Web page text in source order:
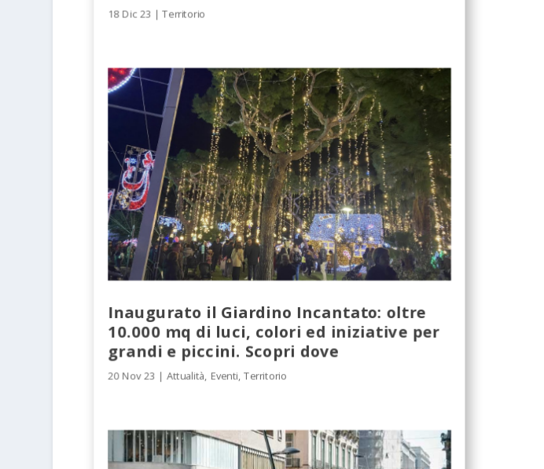
18 Dic 23 |Territorio
Inaugurato il Giardino Incantato: oltre
10.000 mq di luci, colori ed iniziative per
grandi e piccini. Scopri dove
20 Nov 23 |Attualità Eventi ,Territorio